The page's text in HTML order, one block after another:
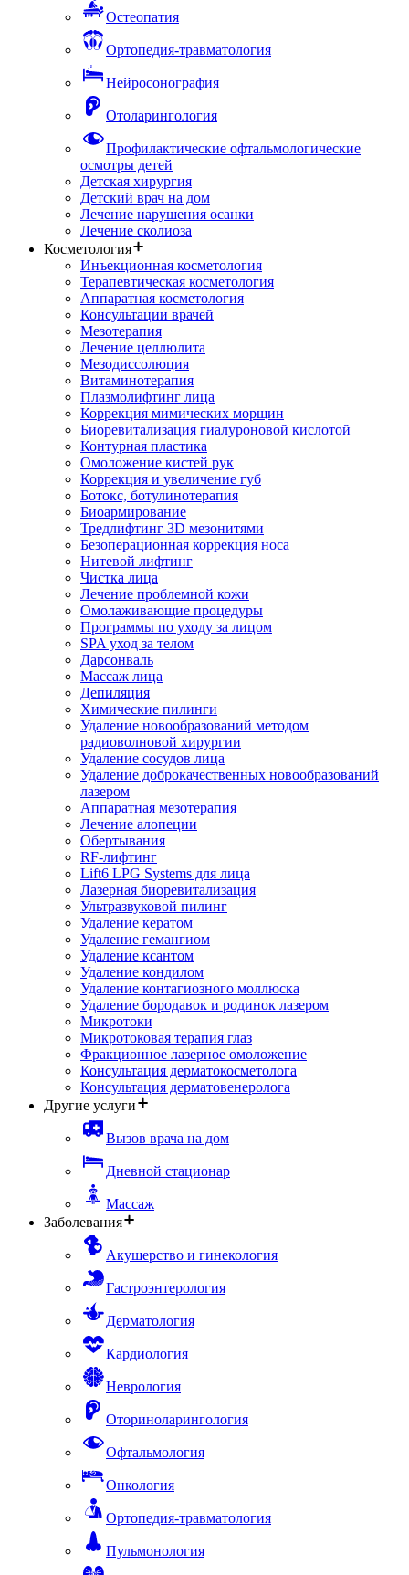
Остеопатия
Ортопедия-травматология
Нейросонография
Отоларингология
Профилактические офтальмологические
осмотры детей
Детская хирургия
Детский врач на дом
Лечение нарушения осанки
Лечение сколиоза
Косметология
Инъекционная косметология
Терапевтическая косметология
Аппаратная косметология
Консультации врачей
Мезотерапия
Лечение целлюлита
Мезодиссолюция
Витаминотерапия
Плазмолифтинг лица
Коррекция мимических морщин
Биоревитализация гиалуроновой кислотой
Контурная пластика
Омоложение кистей рук
Коррекция и увеличение губ
Ботокс, ботулинотерапия
Биоармирование
Тредлифтинг 3D мезонитями
Безоперационная коррекция носа
Нитевой лифтинг
Чистка лица
Лечение проблемной кожи
Омолаживающие процедуры
Программы по уходу за лицом
SPA уход за телом
Дарсонваль
Массаж лица
Депиляция
Химические пилинги
Удаление новообразований методом
радиоволновой хирургии
Удаление сосудов лица
Удаление доброкачественных новообразований
лазером
Аппаратная мезотерапия
Лечение алопеции
Обертывания
RF-лифтинг
Lift6 LPG Systems для лица
Лазерная биоревитализация
Ультразвуковой пилинг
Удаление кератом
Удаление гемангиом
Удаление ксантом
Удаление кондилом
Удаление контагиозного моллюска
Удаление бородавок и родинок лазером
Микротоки
Микротоковая терапия глаз
Фракционное лазерное омоложение
Консультация дерматокосметолога
Консультация дерматовенеролога
Другие услуги
Вызов врача на дом
Дневной стационар
Массаж
Заболевания
Акушерство и гинекология
Гастроэнтерология
Дерматология
Кардиология
Неврология
Оториноларингология
Офтальмология
Онкология
Ортопедия-травматология
Пульмонология